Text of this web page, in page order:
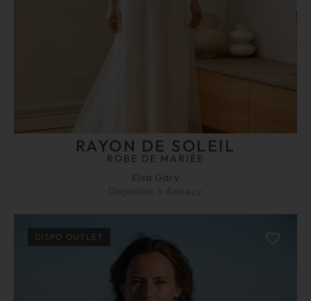
RAYON DE SOLEIL
ROBE DE MARIÉE
Elsa Gary
Disponible à Annecy
DISPO OUTLET